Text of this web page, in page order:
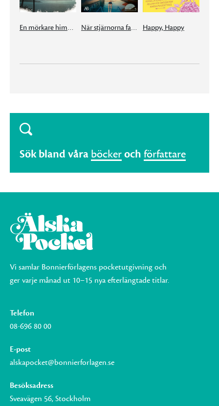
En mörkare himmel När stjärnorna faller Happy, Happy
Sök bland våra böckeroch författare
Vi samlar Bonnierförlagens pocketutgivning och
ger varje månad ut 10–15 nya efterlängtade titlar.
Telefon
08-696 80 00
E-post
alskapocket@bonnierforlagen.se
Besöksadress
Sveavägen 56, Stockholm